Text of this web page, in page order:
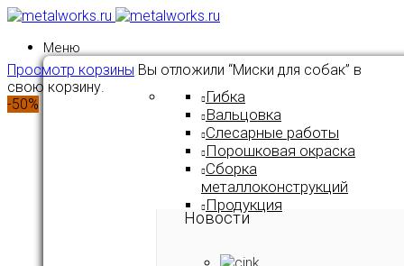
Меню
Гибка
Вальцовка
Слесарные работы
Порошковая окраска
Сборка
металлоконструкций
Продукция
Новости
Просмотр корзины Вы отложили “Миски для собак” в
свою корзину.
-50%